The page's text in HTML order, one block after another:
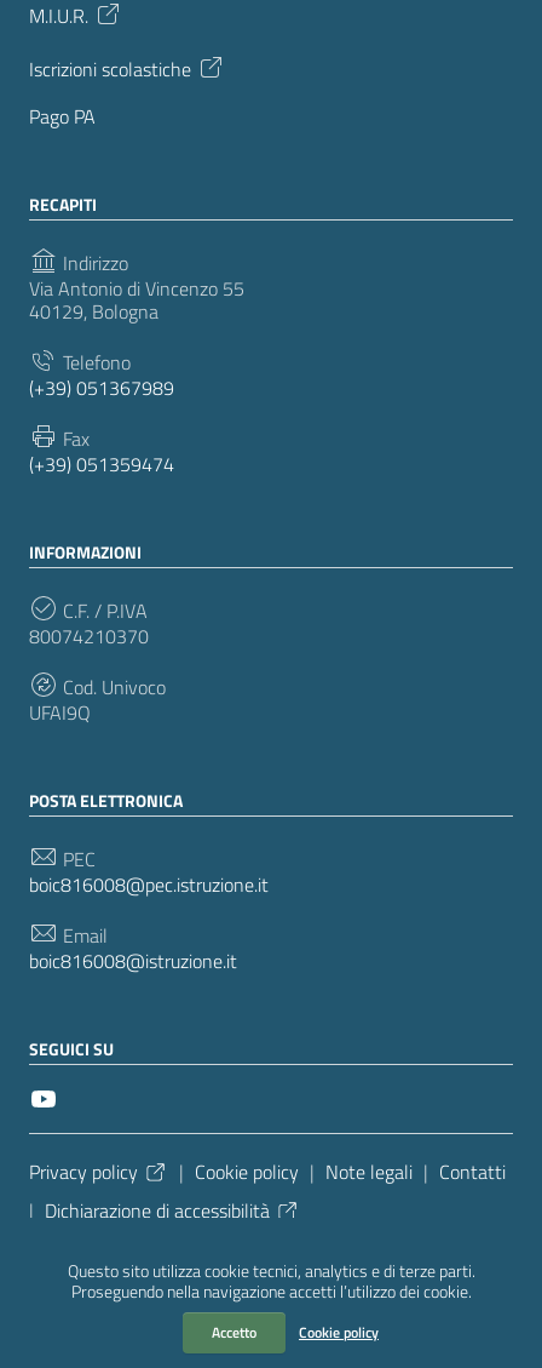
Questo sito utilizza cookie tecnici, analytics e di terze parti.
Proseguendo nella navigazione accetti l’utilizzo dei cookie.
Accetto Cookie policy
M.I.U.R.
Iscrizioni scolastiche
Pago PA
RECAPITI
Indirizzo
Via Antonio di Vincenzo 55
40129, Bologna
Telefono
(+39) 051367989
Fax
(+39) 051359474
INFORMAZIONI
C.F. / P.IVA
80074210370
Cod. Univoco
UFAI9Q
POSTA ELETTRONICA
PEC
boic816008@pec.istruzione.it
Email
boic816008@istruzione.it
SEGUICI SU
Sezione Link Utili
Privacy policy | Cookie policy | Note legali | Contatti
| Dichiarazione di accessibilità
PA di AgID
| Realizzato con WordPress
da